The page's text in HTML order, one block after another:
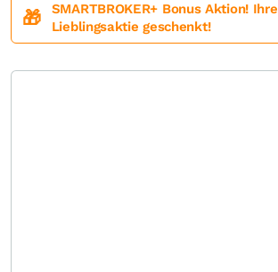
🎁
SMARTBROKER+ Bonus Aktion! Ihre
Lieblingsaktie geschenkt!